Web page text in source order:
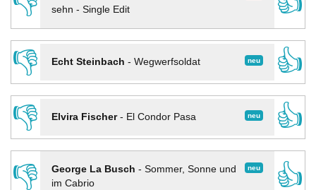
sehn - Single Edit
👎
neu
Echt Steinbach - Wegwerfsoldat
👍
👎
neu
Elvira Fischer- El Condor Pasa
👍
👎
neu
George La Busch - Sommer, Sonne und
im Cabrio
👍